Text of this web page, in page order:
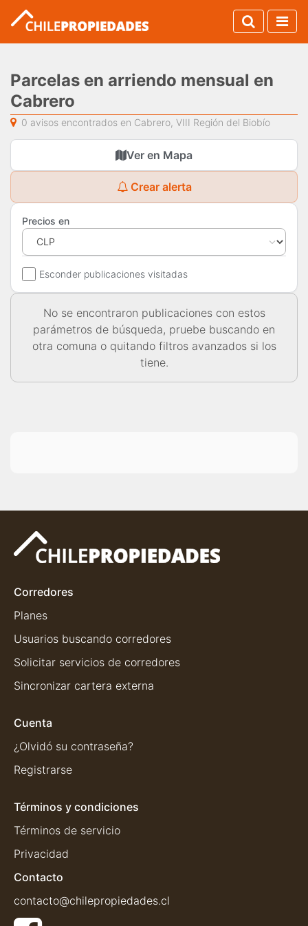
Parcelas en arriendo mensual en
Cabrero
0 avisos encontrados en Cabrero, VIII Región del Biobío
Ver en Mapa
Crear alerta
Precios en
Esconder publicaciones visitadas
No se encontraron publicaciones con estos
parámetros de búsqueda, pruebe buscando en
otra comuna o quitando filtros avanzados si los
tiene.
Corredores
Planes
Usuarios buscando corredores
Solicitar servicios de corredores
Sincronizar cartera externa
Cuenta
¿Olvidó su contraseña?
Registrarse
Términos y condiciones
Términos de servicio
Privacidad
Contacto
contacto@chilepropiedades.cl